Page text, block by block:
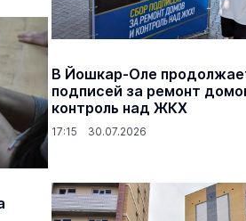
В Йошкар-Оле
подписей за ремонт
контроль над ЖКХ
17:15 30.07.2026